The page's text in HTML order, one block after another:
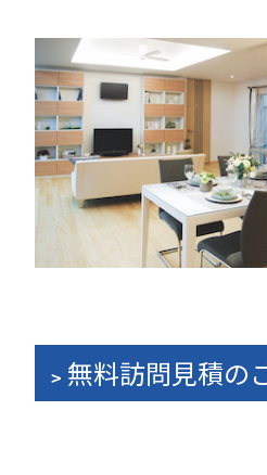
無料訪問見積の